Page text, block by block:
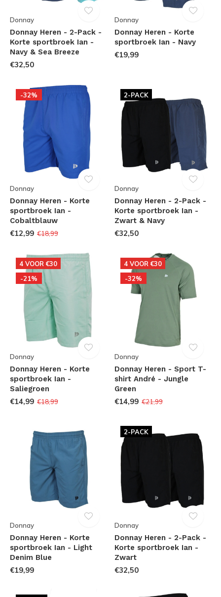
Donnay
Donnay Heren - 2-Pack -
Korte sportbroek Ian -
Navy & Sea Breeze
€32,50
Donnay
Donnay Heren - Korte
sportbroek Ian - Navy
€19,99
-32%
Donnay
Donnay Heren - Korte
sportbroek Ian -
Cobaltblauw
€12,99 €18,99
2-PACK
Donnay
Donnay Heren - 2-Pack -
Korte sportbroek Ian -
Zwart & Navy
€32,50
4 VOOR €30
-21%
Donnay
Donnay Heren - Korte
sportbroek Ian -
Saliegroen
€14,99 €18,99
4 VOOR €30
-32%
Donnay
Donnay Heren - Sport T-
shirt André - Jungle
Green
€14,99 €21,99
Donnay
Donnay Heren - Korte
sportbroek Ian - Light
Denim Blue
€19,99
2-PACK
Donnay
Donnay Heren - 2-Pack -
Korte sportbroek Ian -
Zwart
€32,50